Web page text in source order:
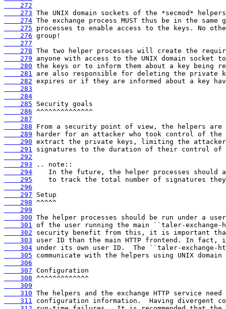
    272
    273
    274
    275
    276
    277
    278
    279
    280
    281
    282
    283
    284
    285
    286
    287
    288
    289
    290
    291
    292
    293
    294
    295
    296
    297
    298
    299
    300
    301
    302
    303
    304
    305
    306
    307
    308
    309
    310
    311